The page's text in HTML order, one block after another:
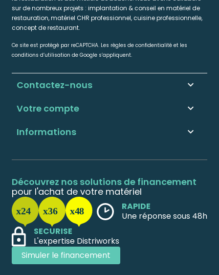
sur de nombreux projets : implantation & conseil en matériel de
restauration, matériel CHR professionnel, cuisine professionnelle,
concept de restaurant.
Ce site est protégé par reCAPTCHA. Les règles de confidentialité et les
conditions d’utilisation de Google s’appliquent.
Informations 
Votre compte 
Contactez-nous keyboard_arrow_down
Découvrez nos solutions de financement
pour l'achat de votre matériel
RAPIDE
Une réponse sous 48h
SECURISE
L'expertise Distriworks
Simuler le financement